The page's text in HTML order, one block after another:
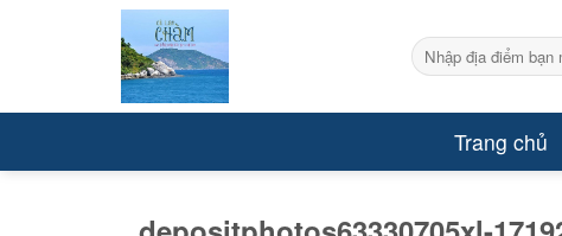
Tìm
kiếm:
Trang chủ